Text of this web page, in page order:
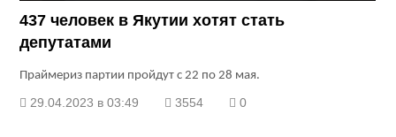
437 человек в Якутии хотят стать
депутатами
Праймериз партии пройдут с 22 по 28 мая.
29.04.2023 в 03:49 3554 0